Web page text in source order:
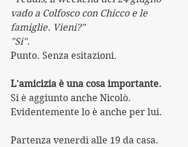
vado a Colfosco con Chicco e le
famiglie. Vieni?"
"Si".
Punto. Senza esitazioni.
L'amicizia è una cosa importante.
Si è aggiunto anche Nicolò.
Evidentemente lo è anche per lui.
Partenza venerdì alle 19 da casa.